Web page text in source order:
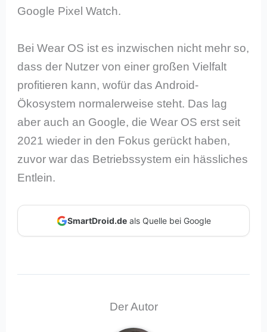
Google Pixel Watch.
Bei Wear OS ist es inzwischen nicht mehr so,
dass der Nutzer von einer großen Vielfalt
profitieren kann, wofür das Android-
Ökosystem normalerweise steht. Das lag
aber auch an Google, die Wear OS erst seit
2021 wieder in den Fokus gerückt haben,
zuvor war das Betriebssystem ein hässliches
Entlein.
SmartDroid.deals Quelle bei Google
Der Autor